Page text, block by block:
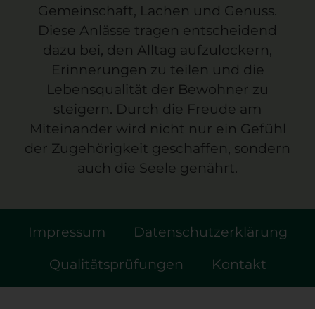
Gemeinschaft, Lachen und Genuss.
Diese Anlässe tragen entscheidend
dazu bei, den Alltag aufzulockern,
Erinnerungen zu teilen und die
Lebensqualität der Bewohner zu
steigern. Durch die Freude am
Miteinander wird nicht nur ein Gefühl
der Zugehörigkeit geschaffen, sondern
auch die Seele genährt.
Impressum
Datenschutzerklärung
Qualitätsprüfungen
Kontakt